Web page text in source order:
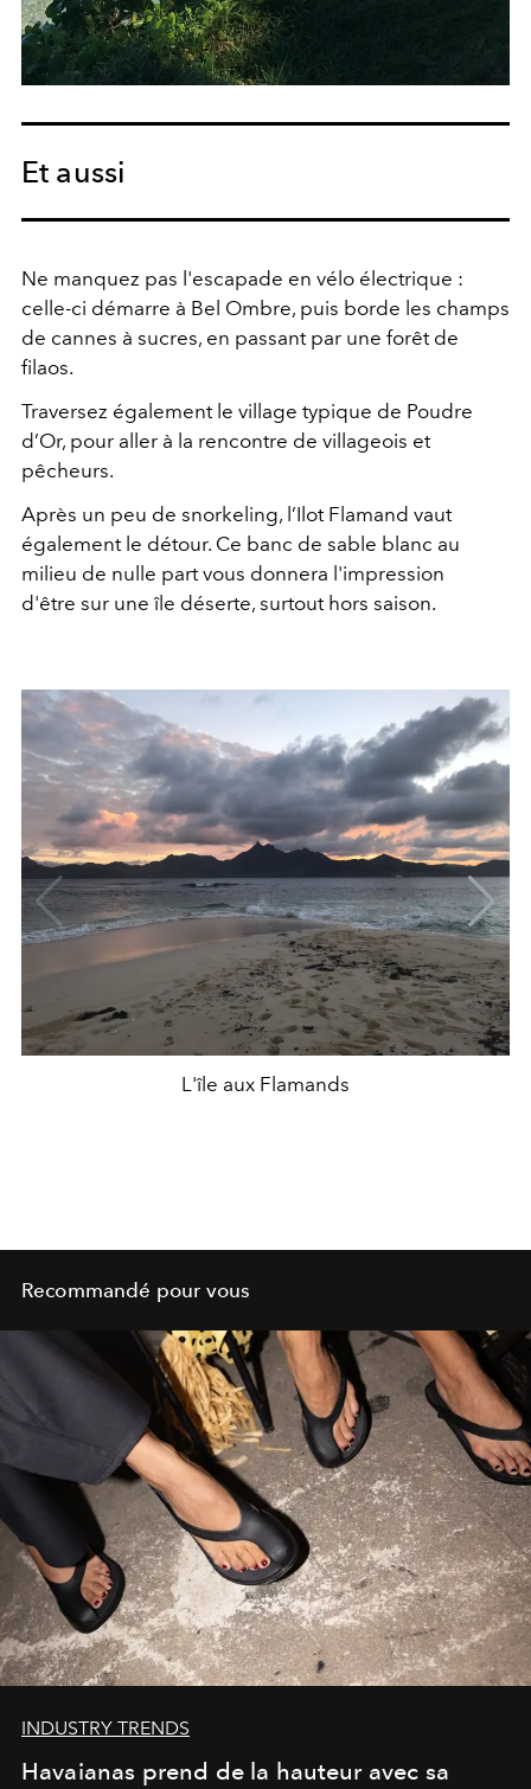
Et aussi
Ne manquez pas l'escapade en vélo électrique :
celle-ci démarre à Bel Ombre, puis borde les champs
de cannes à sucres, en passant par une forêt de
filaos.
Traversez également le village typique de Poudre
d’Or, pour aller à la rencontre de villageois et
pêcheurs.
Après un peu de snorkeling, l’Ilot Flamand vaut
également le détour. Ce banc de sable blanc au
milieu de nulle part vous donnera l'impression
d'être sur une île déserte, surtout hors saison.
L'île aux Flamands
Recommandé pour vous
INDUSTRY TRENDS
Havaianas prend de la hauteur avec sa